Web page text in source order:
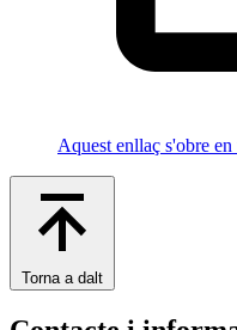
Aquest enllaç s'obre
Torna a dalt